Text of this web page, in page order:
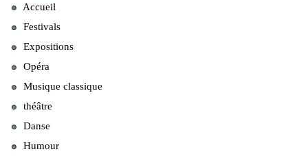
Accueil
Festivals
Expositions
Opéra
Musique classique
théâtre
Danse
Humour